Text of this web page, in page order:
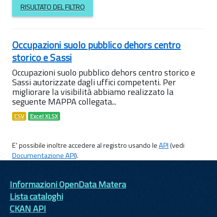
RISULTATO DEL FILTRO
Occupazioni suolo pubblico dehors centro
storico e Sassi
Occupazioni suolo pubblico dehors centro storico e
Sassi autorizzate dagli uffici competenti. Per
migliorare la visibilità abbiamo realizzato la
seguente MAPPA collegata...
CSV Excel XLSX
E' possibile inoltre accedere al registro usando leAPI(vedi
Documentazione API).
Informazioni OpenData Matera
Lista cataloghi
CKAN API